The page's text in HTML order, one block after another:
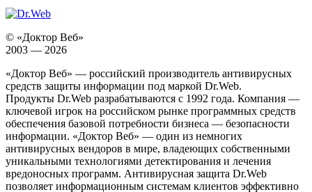
© «Доктор Веб»
2003 — 2026
«Доктор Веб» — российский производитель антивирусных
средств защиты информации под маркой Dr.Web.
Продукты Dr.Web разрабатываются с 1992 года. Компания —
ключевой игрок на российском рынке программных средств
обеспечения базовой потребности бизнеса — безопасности
информации. «Доктор Веб» — один из немногих
антивирусных вендоров в мире, владеющих собственными
уникальными технологиями детектирования и лечения
вредоносных программ. Антивирусная защита Dr.Web
позволяет информационным системам клиентов эффективно